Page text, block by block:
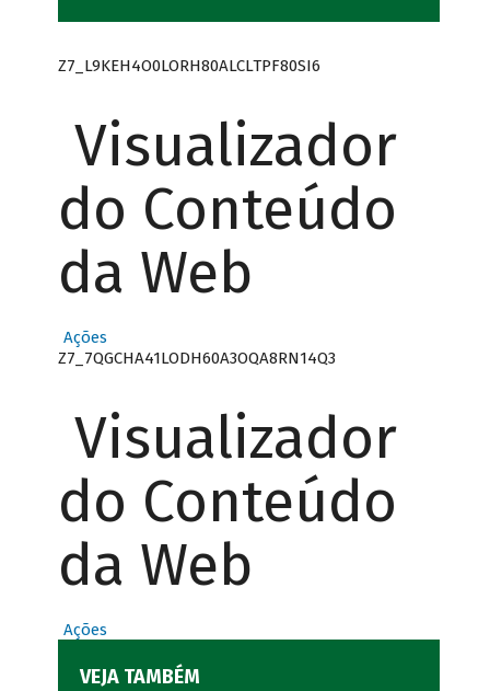
Z7_L9KEH4O0LORH80ALCLTPF80SI6
Visualizador
do Conteúdo
da Web
Ações
Z7_7QGCHA41LODH60A3OQA8RN14Q3
Visualizador
do Conteúdo
da Web
Ações
VEJA TAMBÉM